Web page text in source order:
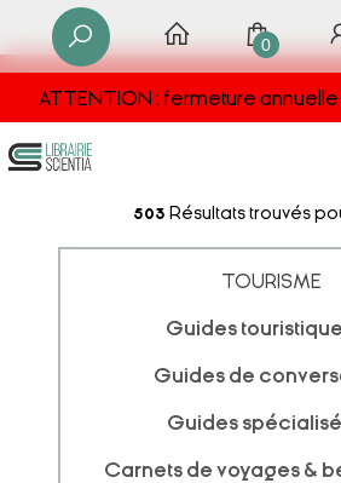
ATTENTION : fermeture annuelle
0
503 Résultats trouvés
TOURISME
Guides
Guides de
Guides
Carnets de voyages &